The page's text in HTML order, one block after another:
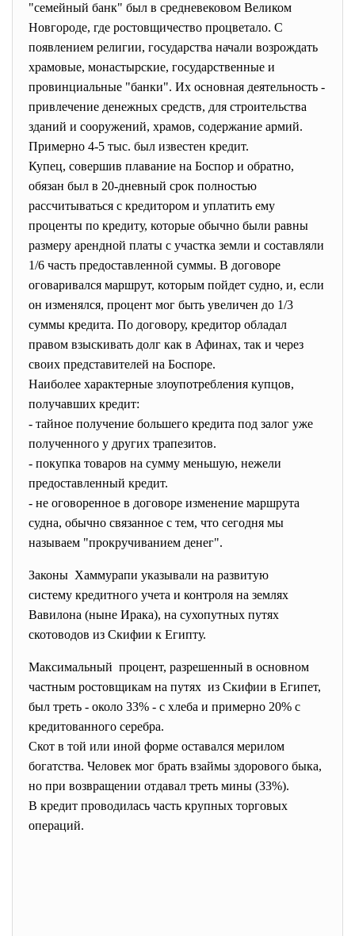
"семейный банк" был в средневековом Великом
Новгороде, где ростовщичество процветало. С
появлением религии, государства начали возрождать
храмовые, монастырские, государственные и
провинциальные "банки". Их основная деятельность -
привлечение денежных средств, для строительства
зданий и сооружений, храмов, содержание армий.
Примерно 4-5 тыс. был известен кредит.
Купец, совершив плавание на Боспор и обратно,
обязан был в 20-дневный срок полностью
рассчитываться с кредитором и уплатить ему
проценты по кредиту, которые обычно были равны
размеру арендной платы с участка земли и составляли
1/6 часть предоставленной суммы. В договоре
оговаривался маршрут, которым пойдет судно, и, если
он изменялся, процент мог быть увеличен до 1/3
суммы кредита. По договору, кредитор обладал
правом взыскивать долг как в Афинах, так и через
своих представителей на Боспоре.
Наиболее характерные злоупотребления купцов,
получавших кредит:
- тайное получение большего кредита под залог уже
полученного у других трапезитов.
- покупка товаров на сумму меньшую, нежели
предоставленный кредит.
- не оговоренное в договоре изменение маршрута
судна, обычно связанное с тем, что сегодня мы
называем "прокручиванием денег".
Законы Хаммурапи указывали на развитую
систему кредитного учета и контроля на землях
Вавилона (ныне Ирака), на сухопутных путях
скотоводов из Скифии к Египту.
Максимальный процент, разрешенный в основном
частным ростовщикам на путях из Скифии в Египет,
был треть - около 33% - с хлеба и примерно 20% с
кредитованного серебра.
Скот в той или иной форме оставался мерилом
богатства. Человек мог брать взаймы здорового быка,
но при возвращении отдавал треть мины (33%).
В кредит проводилась часть крупных торговых
операций.